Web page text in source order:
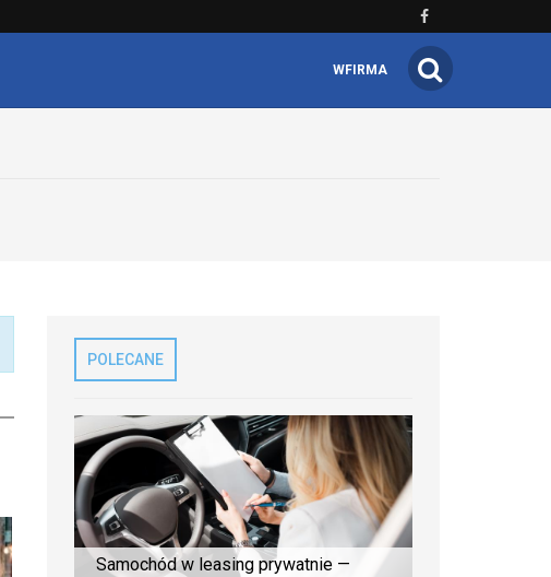
WFIRMA
POLECANE
Samochód w leasing prywatnie —